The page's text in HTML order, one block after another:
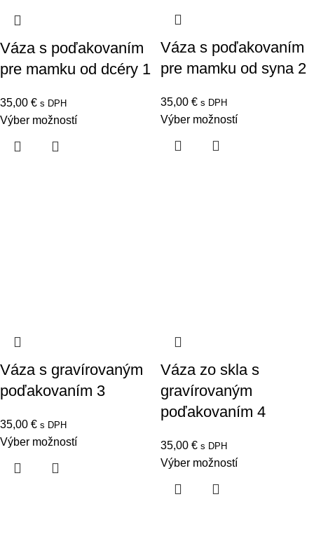
Váza s poďakovaním
pre mamku od dcéry 1
35,00 € s DPH
Výber možností
Váza s poďakovaním
pre mamku od syna 2
35,00 € s DPH
Výber možností
Váza s gravírovaným
poďakovaním 3
35,00 € s DPH
Výber možností
Váza zo skla s
gravírovaným
poďakovaním 4
35,00 € s DPH
Výber možností